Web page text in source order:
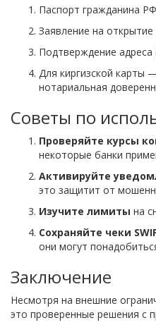
Паспорт гражданина
Заявление на открытие
Подтверждение адреса
Для киргизской карты
нотариальная
Советы по
Проверяйте курсы
некоторые банки
Активируйте
это защитит от
Изучите лимиты на
Сохраняйте чеки
они могут
Заключение
Несмотря на внешние
это проверенные решения с